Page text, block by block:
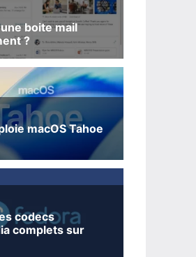
boite mail
?
macOS Tahoe
codecs
complets sur